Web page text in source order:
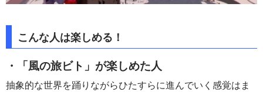
こんな人は楽しめる！
・「風の旅ビト」が楽しめた人
抽象的な世界を踊りながらひたすらに進んでいく感覚はま